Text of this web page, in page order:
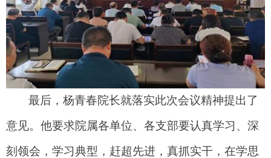
最后，杨青春院长就落实此次会议精神提出了
意见。他要求院属各单位、各支部要认真学习、深
刻领会，学习典型，赶超先进，真抓实干，在学思